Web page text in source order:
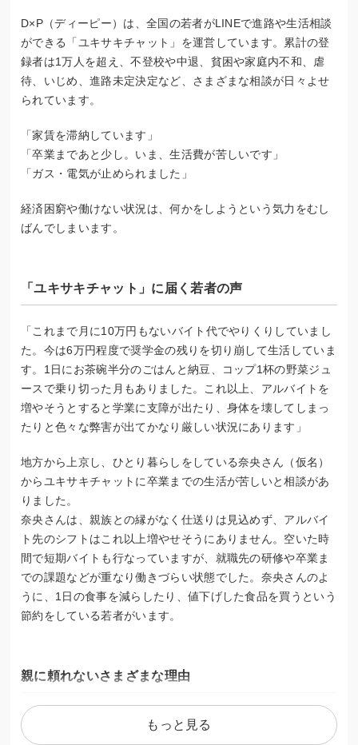
D×P（ディーピー）は、全国の若者がLINEで進路や生活相談
ができる「ユキサキチャット」を運営しています。累計の登
録者は1万人を超え、不登校や中退、貧困や家庭内不和、虐
待、いじめ、進路未定決定など、さまざまな相談が日々よせ
られています。
「家賃を滞納しています」
「卒業まであと少し。いま、生活費が苦しいです」
「ガス・電気が止められました」
経済困窮や働けない状況は、何かをしようという気力をむし
ばんでしまいます。
「ユキサキチャット」に届く若者の声
「これまで月に10万円もないバイト代でやりくりしていまし
た。今は6万円程度で奨学金の残りを切り崩して生活していま
す。1日にお茶碗半分のごはんと納豆、コップ1杯の野菜ジュ
ースで乗り切った月もありました。これ以上、アルバイトを
増やそうとすると学業に支障が出たり、身体を壊してしまっ
たりと色々な弊害が出てかなり厳しい状況にあります」
地方から上京し、ひとり暮らしをしている奈央さん（仮名）
からユキサキチャットに卒業までの生活が苦しいと相談があ
りました。
奈央さんは、親族との縁がなく仕送りは見込めず、アルバイ
ト先のシフトはこれ以上増やせそうにありません。空いた時
間で短期バイトも行なっていますが、就職先の研修や卒業ま
での課題などが重なり働きづらい状態でした。奈央さんのよ
うに、1日の食事を減らしたり、値下げした食品を買うという
節約をしている若者がいます。
親に頼れないさまざまな理由
わたしたちがサポートする若者はさまざまな背景により親に
頼れない事情があります。若者の困窮は、教育格差や社会的
もっと見る